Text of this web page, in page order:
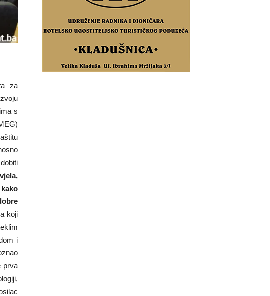
za
s
koji
i
prva